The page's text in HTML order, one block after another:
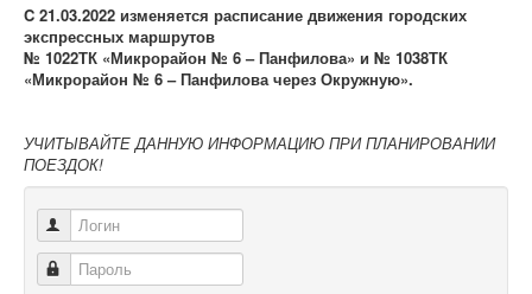
C 21.03.2022 изменяется расписание движения городских
экспрессных маршрутов
№ 1022ТК «Микрорайон № 6 – Панфилова» и № 1038ТК
«Микрорайон № 6 – Панфилова через Окружную».
УЧИТЫВАЙТЕ ДАННУЮ ИНФОРМАЦИЮ ПРИ ПЛАНИРОВАНИИ
ПОЕЗДОК!
Логин
Пароль